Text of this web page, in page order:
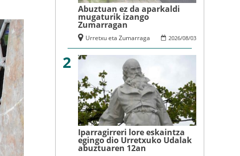
Abuztuan ez da aparkaldi
mugaturik izango
Zumarragan
2026/08/03
Urretxu eta Zumarraga
2
Iparragirreri lore eskaintza
egingo dio Urretxuko Udalak
abuztuaren 12an